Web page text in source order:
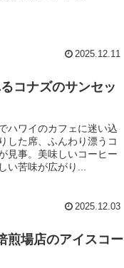
2025.12.11
コナズのサンセッ
ハワイのカフェに迷い込
した席、ふんわり漂うコ
見事。美味しいコーヒー
い苦味が広がり...
2025.12.03
煎場店のアイスコー